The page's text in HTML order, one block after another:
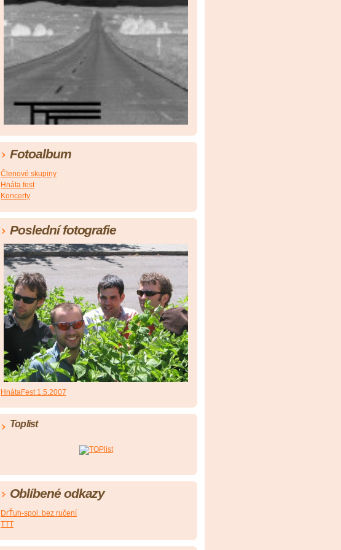
Fotoalbum
Členové skupiny
Hnáta fest
Koncerty
Poslední fotografie
HnátaFest 1.5.2007
Toplist
Oblíbené odkazy
DrŤuh-spol. bez ručení
TTT